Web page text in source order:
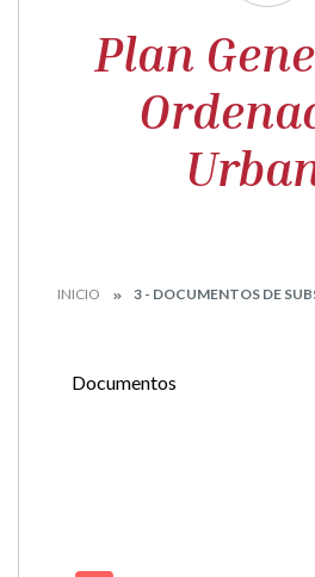
Plan
INICIO 3 - DOCUMENTOS DE
Documentos